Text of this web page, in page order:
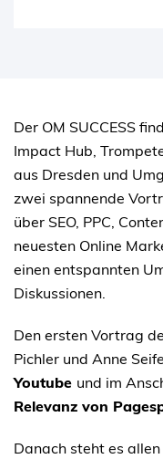
Der OM SUCCESS
Impact Hub,
aus Dresden und
zwei spannende
über SEO, PPC,
neuesten Online
einen entspannten
Diskussionen.
Den ersten Vortrag
Pichler und Anne
Youtube und im
Relevanz von
Danach steht es